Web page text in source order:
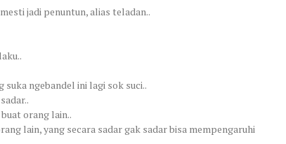
jadi penuntun, alias teladan..
suka ngebandel ini lagi sok suci..
orang lain..
lain, yang secara sadar gak sadar bisa mempengaruhi